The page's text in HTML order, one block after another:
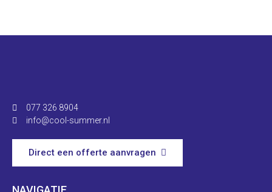
077 326 8904
info@cool-summer.nl
Direct een offerte aanvragen